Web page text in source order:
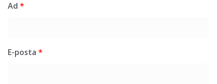
Ad *
E-posta *